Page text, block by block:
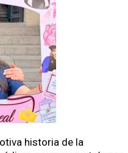
historia de la